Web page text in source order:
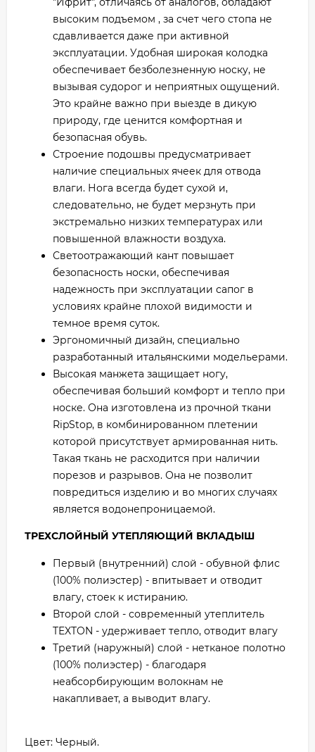
высоким подъемом , за счет чего стопа не
сдавливается даже при активной
эксплуатации. Удобная широкая колодка
обеспечивает безболезненную носку, не
вызывая судорог и неприятных ощущений.
Это крайне важно при выезде в дикую
природу, где ценится комфортная и
безопасная обувь.
Строение подошвы предусматривает
наличие специальных ячеек для отвода
влаги. Нога всегда будет сухой и,
следовательно, не будет мерзнуть при
экстремально низких температурах или
повышенной влажности воздуха.
Светоотражающий кант повышает
безопасность носки, обеспечивая
надежность при эксплуатации сапог в
условиях крайне плохой видимости и
темное время суток.
Эргономичный дизайн, специально
разработанный итальянскими модельерами.
Высокая манжета защищает ногу,
обеспечивая больший комфорт и тепло при
носке. Она изготовлена из прочной ткани
RipStop, в комбинированном плетении
которой присутствует армированная нить.
Такая ткань не расходится при наличии
порезов и разрывов. Она не позволит
повредиться изделию и во многих случаях
является водонепроницаемой.
ТРЕХСЛОЙНЫЙ УТЕПЛЯЮЩИЙ ВКЛАДЫШ
Первый (внутренний) слой - обувной флис
(100% полиэстер) - впитывает и отводит
влагу, стоек к истиранию.
Второй слой - современный утеплитель
TEXTON - удерживает тепло, отводит влагу
Третий (наружный) слой - нетканое полотно
(100% полиэстер) - благодаря
неабсорбирующим волокнам не
накапливает, а выводит влагу.
Цвет: Черный.